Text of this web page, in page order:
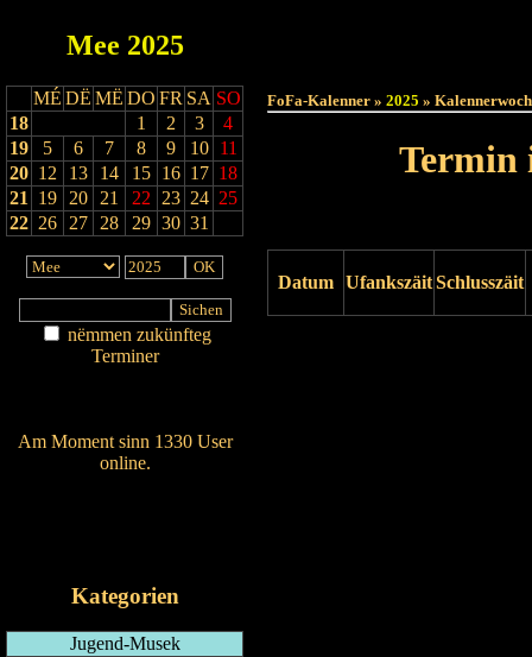
Mee 2025
MÉ DË MË DO FR SA SO
18
1 2 3
4
19
5 6 7 8 9 10
11
20 12 13 14 15 16 17 18
21
19 20 21 22 23 24 25
22 26 27 28 29 30 31
nëmmen zukünfteg
Terminer
Am Moment sinn 1330 User
online.
Kategorien
Jugend-Musek
FoFa-Kalenner » 2025 »
Termin
Datum UfankszäitSchlusszäit